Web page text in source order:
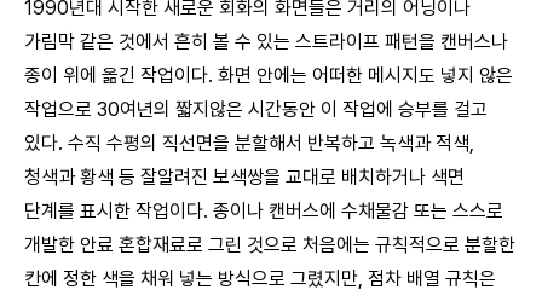
1990년대 시작한 새로운 회화의 화면들은 거리의 어닝이나
가림막 같은 것에서 흔히 볼 수 있는 스트라이프 패턴을 캔버스나
종이 위에 옮긴 작업이다. 화면 안에는 어떠한 메시지도 넣지 않은
작업으로 30여년의 짧지않은 시간동안 이 작업에 승부를 걸고
있다. 수직 수평의 직선면을 분할해서 반복하고 녹색과 적색,
청색과 황색 등 잘알려진 보색쌍을 교대로 배치하거나 색면
단계를 표시한 작업이다. 종이나 캔버스에 수채물감 또는 스스로
개발한 안료 혼합재료로 그린 것으로 처음에는 규칙적으로 분할한
칸에 정한 색을 채워 넣는 방식으로 그렸지만, 점차 배열 규칙은